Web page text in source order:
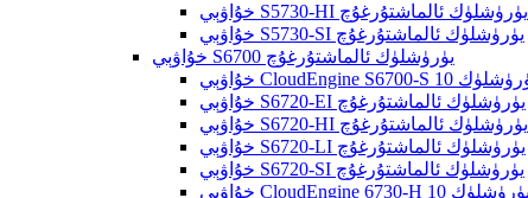
خۇاۋېي S5730-HI يۈرۈشلۈك ئالماشتۇرغۇچ
خۇاۋېي S5730-SI يۈرۈشلۈك ئالماشتۇرغۇچ
خۇاۋېي S6700 يۈرۈشلۈك ئالماشتۇرغۇچ
خۇاۋېي S6720-EI يۈرۈشلۈك ئالماشتۇرغۇچ
خۇاۋېي S6720-HI يۈرۈشلۈك ئالماشتۇرغۇچ
خۇاۋېي S6720-LI يۈرۈشلۈك ئالماشتۇرغۇچ
خۇاۋېي S6720-SI يۈرۈشلۈك ئالماشتۇرغۇچ